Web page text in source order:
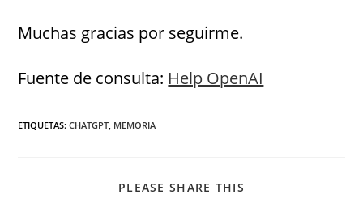
Muchas gracias por seguirme.
Fuente de consulta: Help OpenAI
ETIQUETAS:CHATGPT, MEMORIA
PLEASE SHARE THIS